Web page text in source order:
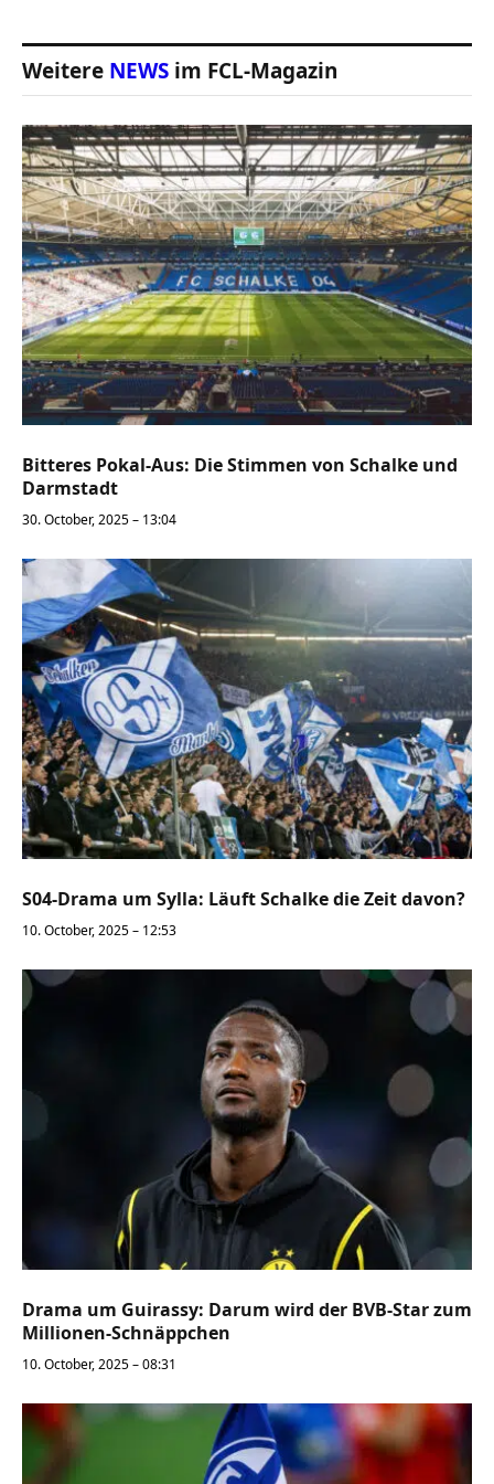
Weitere NEWS im FCL-Magazin
Bitteres Pokal-Aus: Die Stimmen von Schalke und
Darmstadt
30. October, 2025 – 13:04
S04-Drama um Sylla: Läuft Schalke die Zeit davon?
10. October, 2025 – 12:53
Drama um Guirassy: Darum wird der BVB-Star zum
Millionen-Schnäppchen
10. October, 2025 – 08:31